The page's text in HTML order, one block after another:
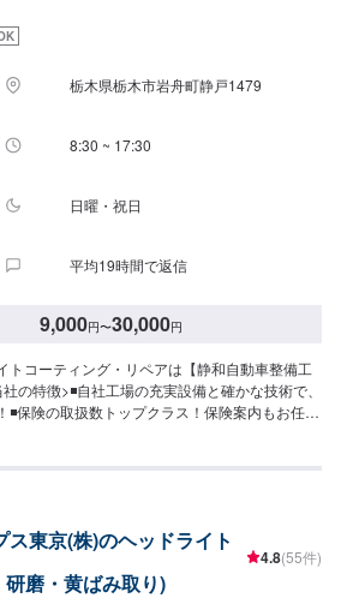
いております。※内容などにより貸し出し出来
ご来店時の注意、受付方法-----入庫の際はお気
車スペースは事務所前のお客様駐車スペースに
タッフへ「メンテモで予約しました」とお伝え
栃木県栃木市岩舟町静戸1479
8:30 ~ 17:30
日曜・祝日
平均19時間で返信
9,000円〜30,000円
トコーティング・リペアは【静和自動車整備工
の特徴>◾自社工場の充実設備と確かな技術で、
保険の取扱数トップクラス！保険案内もお任せ
取れない…などのご相談もお気軽にどうぞ！
納期は前後する場合がございます。予めご了承
-----代車をご用意しています。お車の作業中は代
燃料代はお客様にご負担いただいておりま
ス東京(株)のヘッドライト
磨・黄ばみ取り)
4.8(55件)